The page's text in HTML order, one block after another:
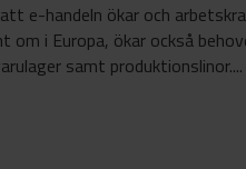
e-handeln ökar och
om i Europa, ökar också
samt produktionslinor....